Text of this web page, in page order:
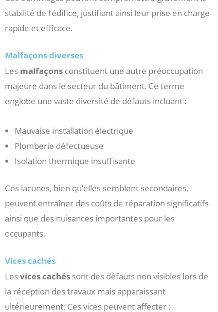
stabilité de l’édifice, justifiant ainsi leur prise en charge
rapide et efficace.
Malfaçons diverses
Les malfaçons constituent une autre préoccupation
majeure dans le secteur du bâtiment. Ce terme
englobe une vaste diversité de défauts incluant :
Mauvaise installation électrique
Plomberie défectueuse
Isolation thermique insuffisante
Ces lacunes, bien qu’elles semblent secondaires,
peuvent entraîner des coûts de réparation significatifs
ainsi que des nuisances importantes pour les
occupants.
Vices cachés
Lesvices cachés sont des défauts non visibles lors de
la réception des travaux mais apparaissant
ultérieurement. Ces vices peuvent affecter :